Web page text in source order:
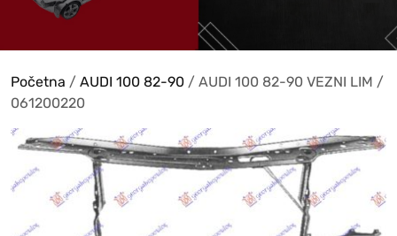
Početna / AUDI 100 82-90 / AUDI 100 82-90 VEZNI LIM /
061200220